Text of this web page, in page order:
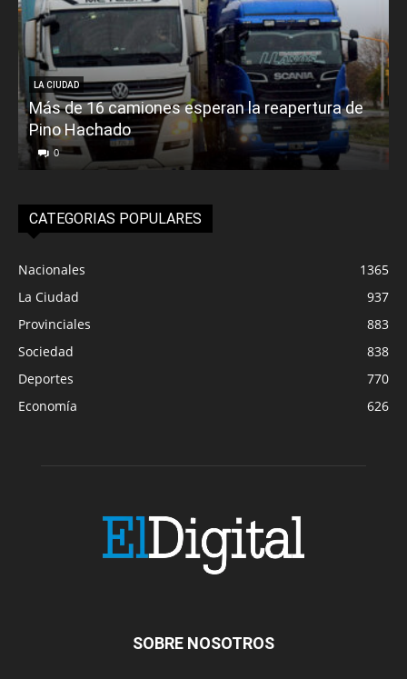
LA CIUDAD
Más de 16 camiones esperan la reapertura de
Pino Hachado
0
CATEGORIAS POPULARES
Nacionales
1365
La Ciudad
937
Provinciales
883
Sociedad
838
Deportes
770
Economía
626
SOBRE NOSOTROS